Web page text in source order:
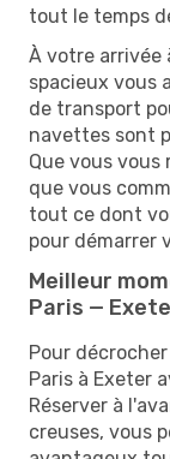
tout le temps
À votre arrivée
spacieux vous
de transport
navettes sont
Que vous
que vous
tout ce dont
pour démarrer
Meilleur
Paris —
Pour
Paris à Exeter
Réserver à
creuses, vous